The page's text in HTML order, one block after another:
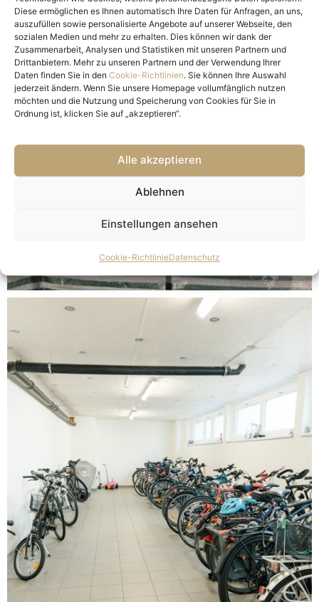
Diese ermöglichen es Ihnen automatisch Ihre Daten für Anfragen, an uns,
auszufüllen sowie personalisierte Angebote auf unserer Webseite, den
sozialen Medien und mehr zu erhalten. Dies können wir dank der
Zusammenarbeit, Analysen und Statistiken mit unseren Partnern und
Drittanbietern. Mehr zu unseren Partnern und der Verwendung Ihrer
Daten finden Sie in den Cookie-Richtlinien. Sie können Ihre Auswahl
jederzeit ändern. Wenn Sie unsere Homepage vollumfänglich nutzen
möchten und die Nutzung und Speicherung von Cookies für Sie in
Ordnung ist, klicken Sie auf „akzeptieren“.
Alle akzeptieren
Ablehnen
Einstellungen ansehen
Cookie-RichtlinieDatenschutz